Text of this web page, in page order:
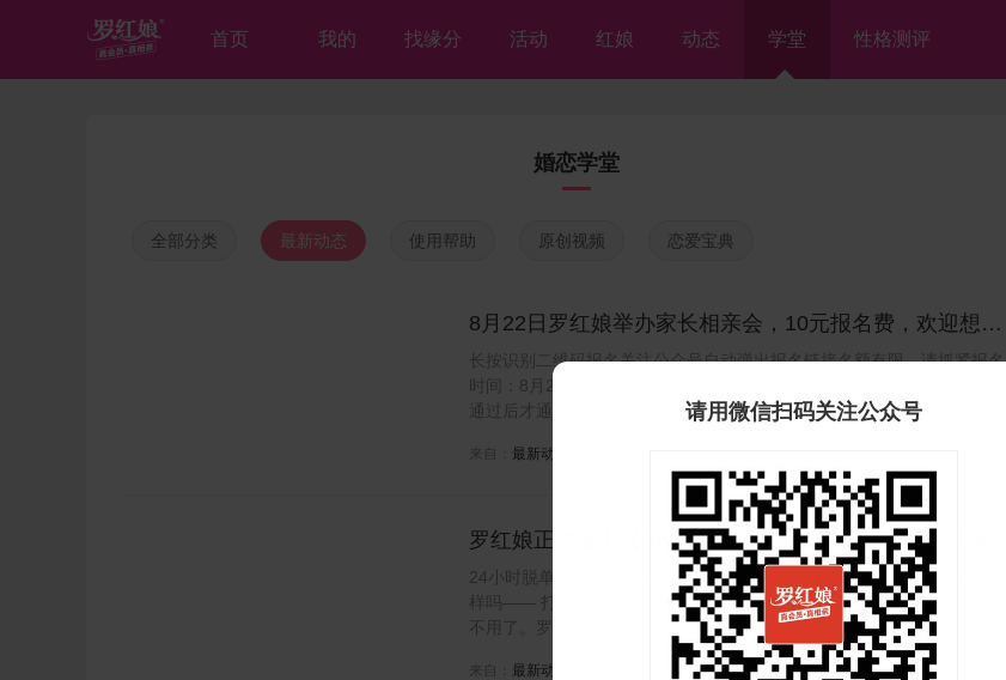
首页 我的 找缘分 活动 红娘 动态 学堂 性格测评
婚恋学堂
全部分类 最新动态 使用帮助 原创视频 恋爱宝典
8月22日罗红娘举办家长相亲会，10元报名费，欢迎想帮
子女找对象的家长们参加~
长按识别二维码报名关注公众号自动弹出报名链接名额有限，请抓紧报名
时间：8月22日下午2点半（可能会提前举办）地点：惠州市区，报名审核
通过后才通知具体地点费用：1...
来自： 最新动态
罗红娘正式推出【AI红娘】，能帮你精准推荐对象，24小
时在线答疑，不厌其烦教你如何脱单！
24小时脱单助手，免费使用 惠州人脱单，终于不用“自己翻”了！你试过这
样吗—— 打开相亲平台，翻半小时，眼睛累了，也没记住几个人。 现在，
不用了。罗红娘，惠州首...
来自： 最新动态 发布时间：2026-08-01
请用微信扫码关注公众号